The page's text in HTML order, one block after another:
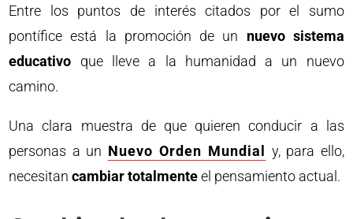
Entre los puntos de interés citados por el sumo
pontífice está la promoción de un nuevo sistema
educativo que lleve a la humanidad a un nuevo
camino.
Una clara muestra de que quieren conducir a las
personas a un Nuevo Orden Mundial
y, para ello,
necesitancambiar totalmenteel pensamiento actual.